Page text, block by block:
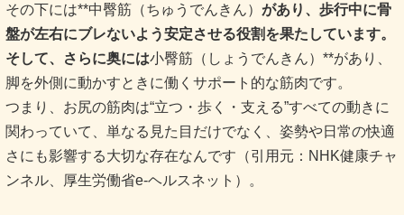
その下には**中臀筋（ちゅうでんきん） があり、歩行中に骨
盤が左右にブレないよう安定させる役割を果たしています。
そして、さらに奥には小臀筋（しょうでんきん）**があり、
脚を外側に動かすときに働くサポート的な筋肉です。
つまり、お尻の筋肉は“立つ・歩く・支える”すべての動きに
関わっていて、単なる見た目だけでなく、姿勢や日常の快適
さにも影響する大切な存在なんです（引用元：NHK健康チャ
ンネル、厚生労働省e-ヘルスネット）。